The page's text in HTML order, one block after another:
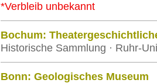
*Verbleib unbekannt
Bochum:
Historische Sammlung · Ruhr-
Bonn: Geologisches Museum